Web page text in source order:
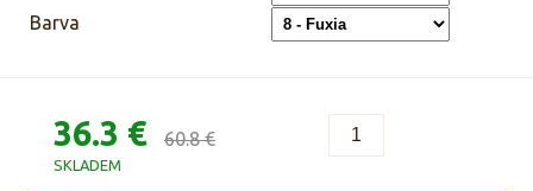
Barva
36.3 € 60.8 €
SKLADEM